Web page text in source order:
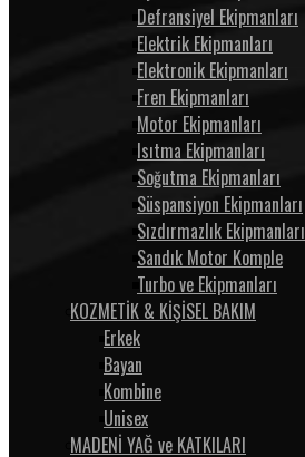
Defransiyel Ekipmanları
Elektrik Ekipmanları
Elektronik Ekipmanları
Fren Ekipmanları
Motor Ekipmanları
Isıtma Ekipmanları
Soğutma Ekipmanları
Süspansiyon Ekipmanları
Sızdırmazlık Ekipmanları
Sandık Motor Komple
Turbo ve Ekipmanları
KOZMETİK & KİŞİSEL BAKIM
Erkek
Bayan
Kombine
Unisex
MADENİ YAĞ ve KATKILARI